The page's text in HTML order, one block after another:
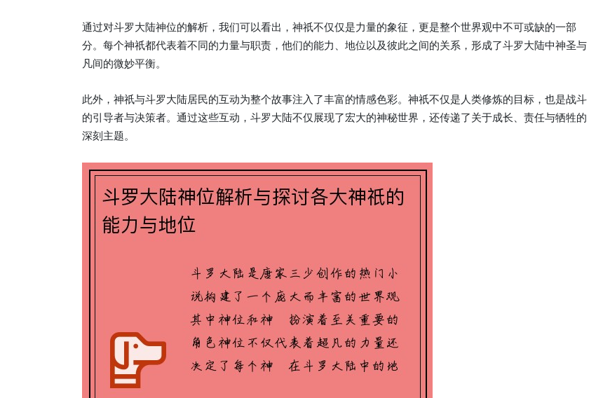
通过对斗罗大陆神位的解析，我们可以看出，神祇不仅仅是力量的象征，更是整个世界观中不可或缺的一部
分。每个神祇都代表着不同的力量与职责，他们的能力、地位以及彼此之间的关系，形成了斗罗大陆中神圣与
凡间的微妙平衡。
此外，神祇与斗罗大陆居民的互动为整个故事注入了丰富的情感色彩。神祇不仅是人类修炼的目标，也是战斗
的引导者与决策者。通过这些互动，斗罗大陆不仅展现了宏大的神秘世界，还传递了关于成长、责任与牺牲的
深刻主题。